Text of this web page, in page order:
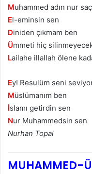
Muhammed adın nur
El-eminsin sen
Diniden çıkmam ben
Ümmeti hiç
Lailahe illallah ölene
Ey! Resulüm seni
Müslümanım ben
İslamı getirdin sen
Nur Muhammedsin sen
Nurhan Topal
MUHAMMED-